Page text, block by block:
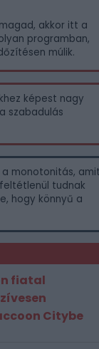
akkor itt a
programban,
múlik.
képest nagy
szabadulás
monotonitás,
tudnak
hogy könnyű a
fiatal
Citybe